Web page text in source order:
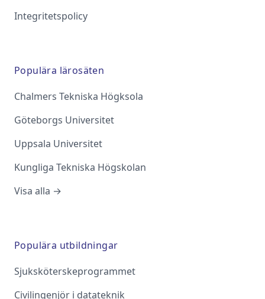
Integritetspolicy
Populära lärosäten
Chalmers Tekniska Högksola
Göteborgs Universitet
Uppsala Universitet
Kungliga Tekniska Högskolan
Visa alla →
Populära utbildningar
Sjuksköterskeprogrammet
Civilingenjör i datateknik